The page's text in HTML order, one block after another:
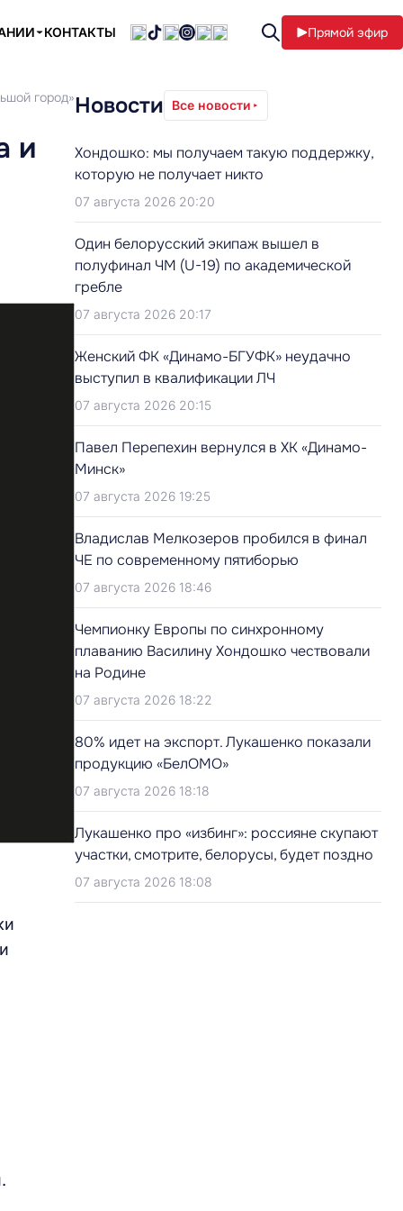
КОНТАКТЫ Прямой эфир
город»
и
Новости Все новости
Хондошко: мы получаем такую поддержку,
которую не получает никто
07 августа 2026 20:20
Один белорусский экипаж вышел в
полуфинал ЧМ (U-19) по академической
гребле
07 августа 2026 20:17
Женский ФК «Динамо-БГУФК» неудачно
выступил в квалификации ЛЧ
07 августа 2026 20:15
Павел Перепехин вернулся в ХК «Динамо-
Минск»
07 августа 2026 19:25
Владислав Мелкозеров пробился в финал
ЧЕ по современному пятиборью
07 августа 2026 18:46
Чемпионку Европы по синхронному
плаванию Василину Хондошко чествовали
на Родине
07 августа 2026 18:22
80% идет на экспорт. Лукашенко показали
продукцию «БелОМО»
07 августа 2026 18:18
Лукашенко про «избинг»: россияне скупают
участки, смотрите, белорусы, будет поздно
07 августа 2026 18:08